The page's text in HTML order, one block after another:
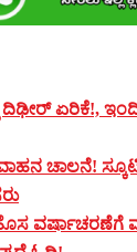
ಏರಿಕೆ!,
ಚಾಲನೆ!
ವರ್ಷಾಚರಣೆಗೆ